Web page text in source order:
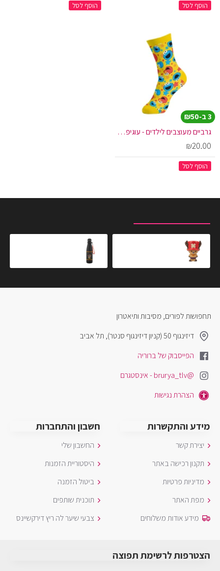
הוסף לסל הוסף לסל
3 ב-₪50
גרביים מעוצבים לילדים - עוגיפלצת ואלמו פרצופים
₪20.00
הוסף לסל
תחפושות לפורים, מסיבות ותיאטרון
דיזינגוף 50 (קניון דיזינגוף סנטר), תל אביב
הפייסבוק של ברוריה
@brurya_tlv - אינסטגרם
הצהרת נגישות
מידע והתקשרות
יצירת קשר
תקנון רכישה באתר
מדיניות פרטיות
מפת האתר
מידע אודות משלוחים
חשבון והתחברות
החשבון שלי
היסטוריית הזמנות
ביטול הזמנה
תוכנית שותפים
צבעי שיער לה ריץ דירקשיינס
הצטרפות לרשימת תפוצה